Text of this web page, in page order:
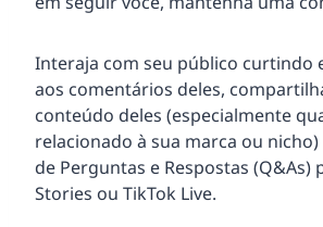
Interaja com seu público curtindo
aos comentários deles,
conteúdo deles (especialmente
relacionado à sua marca ou
de Perguntas e Respostas (Q&As)
Stories ou TikTok Live.